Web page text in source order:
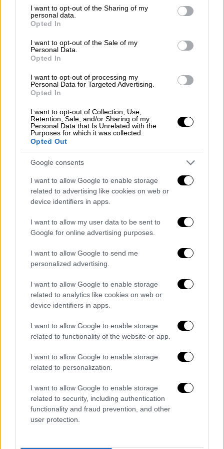
not limited to your visit or usage behaviour. You may click to
grant or deny consent to Google and its third-party tags to
use your data for below specified purposes in below Google
consent section.
I want to opt-out of the Sharing of my
personal data.
Opted In
I want to opt-out of the Sale of my
Personal Data.
Opted In
I want to opt-out of processing my
Personal Data for Targeted Advertising.
Opted In
I want to opt-out of Collection, Use,
Retention, Sale, and/or Sharing of my
Personal Data that Is Unrelated with the
Purposes for which it was collected.
Opted Out
Google consents
I want to allow Google to enable storage
related to advertising like cookies on web or
device identifiers in apps.
I want to allow my user data to be sent to
Google for online advertising purposes.
I want to allow Google to send me
personalized advertising.
I want to allow Google to enable storage
related to analytics like cookies on web or
device identifiers in apps.
I want to allow Google to enable storage
related to functionality of the website or app.
I want to allow Google to enable storage
related to personalization.
I want to allow Google to enable storage
related to security, including authentication
functionality and fraud prevention, and other
user protection.
Food & Drink|02.11.2018 14:48
Γευστικό και γρήγορο αλμυρό
cheesecake
ΑΛΛΑ #TAGS
γλυκό
μπισκότα
αεροπλάνο
κέντρο Αθήνας
σνακ
POPULAR VIDEOS
Μεσημεριανό...|06.08.2026 14:43